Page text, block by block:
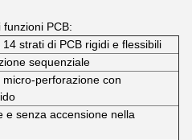
PCB:
strati di PCB rigidi e flessibili
sequenziale
perforazione con
e senza accensione nella